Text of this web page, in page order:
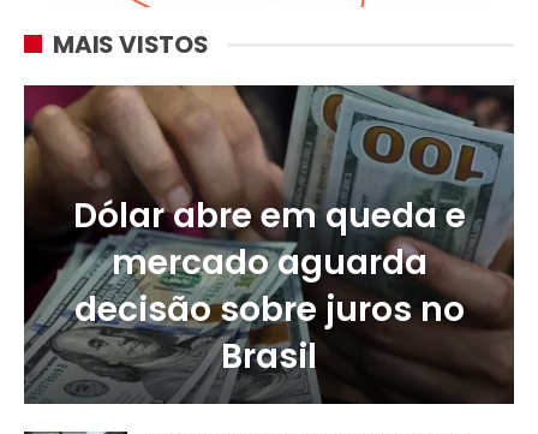
MAIS VISTOS
Dólar abre em queda e
mercado aguarda
decisão sobre juros no
Brasil